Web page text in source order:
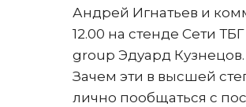
Андрей Игнатьев и
12.00 на стенде Сети
group Эдуард Кузнецов.
Зачем эти в высшей
лично пообщаться с